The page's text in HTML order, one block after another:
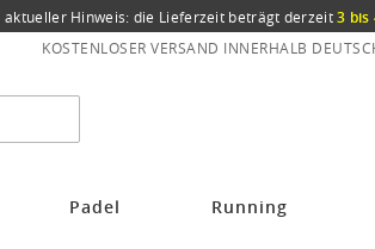
aktueller Hinweis: die Lieferzeit beträgt derzeit3 bis
KOSTENLOSER VERSAND INNERHALB
Padel Running